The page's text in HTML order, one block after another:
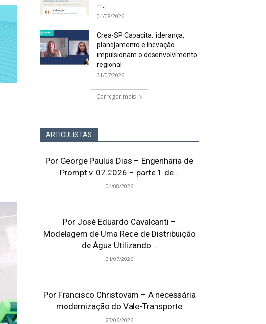
–...
04/08/2026
Crea-SP Capacita: liderança,
planejamento e inovação
impulsionam o desenvolvimento
regional
31/07/2026
Carregar mais
ARTICULISTAS
Por George Paulus Dias – Engenharia de
Prompt v-07.2026 – parte 1 de...
04/08/2026
Por José Eduardo Cavalcanti –
Modelagem de Uma Rede de Distribuição
de Água Utilizando...
31/07/2026
Por Francisco Christovam – A necessária
modernização do Vale-Transporte
23/06/2026